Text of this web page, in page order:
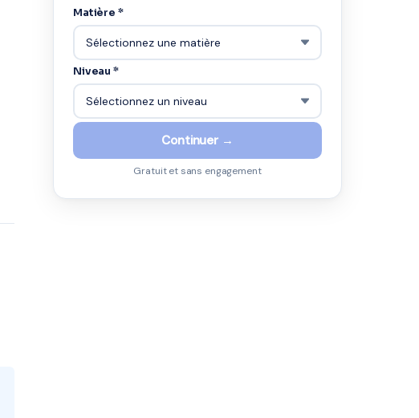
Matière *
Niveau *
Continuer →
Gratuit et sans engagement